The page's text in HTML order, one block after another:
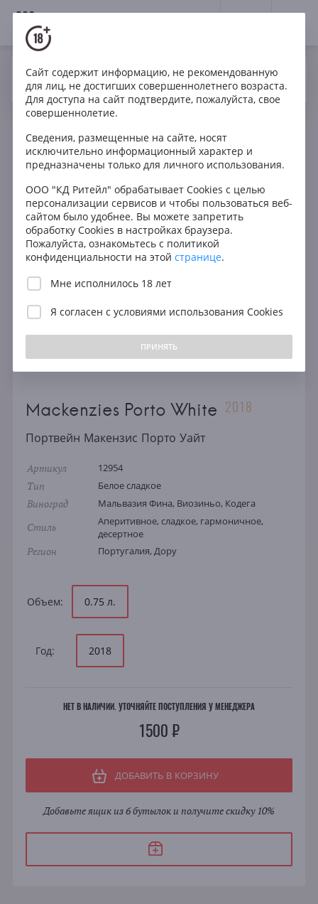
18+
Ваш город Москва ? Да
Вино Белое Сладкое
Португалия
Mackenzies Porto White
Mackenzies Porto White 2018
Портвейн Макензис Порто Уайт
Артикул 12954
Тип Белое сладкое
Виноград Мальвазия Фина, Виозиньо, Кодега
Стиль
Аперитивное, сладкое, гармоничное,
десертное
Регион Португалия, Дору
Объем: 0.75 л.
Год: 2018
НЕТ В НАЛИЧИИ. УТОЧНЯЙТЕ ПОСТУПЛЕНИЯ У МЕНЕДЖЕРА
1500 ₽
ДОБАВИТЬ В КОРЗИНУ
Добавьте ящик из 6 бутылок и получите скидку 10%
Сайт содержит информацию, не рекомендованную
для лиц, не достигших совершеннолетнего возраста.
Для доступа на сайт подтвердите, пожалуйста, свое
совершеннолетие.
Сведения, размещенные на сайте, носят
исключительно информационный характер и
предназначены только для личного использования.
ООО "КД Ритейл" обрабатывает Cookies с целью
персонализации сервисов и чтобы пользоваться веб-
сайтом было удобнее. Вы можете запретить
обработку Cookies в настройках браузера.
Пожалуйста, ознакомьтесь с политикой
конфиденциальности на этой странице.
Мне исполнилось 18 лет
Я согласен с условиями использования Cookies
ПРИНЯТЬ